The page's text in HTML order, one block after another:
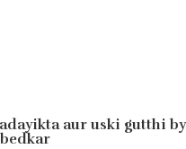
aur uski gutthi by